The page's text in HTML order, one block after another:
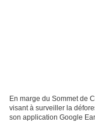
En marge du Sommet de
visant à surveiller la
son application Google